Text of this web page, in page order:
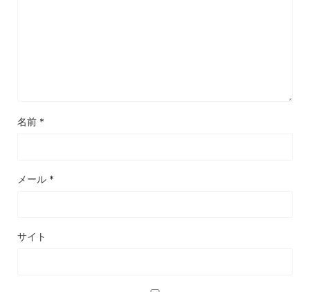
名前 *
メール *
サイト